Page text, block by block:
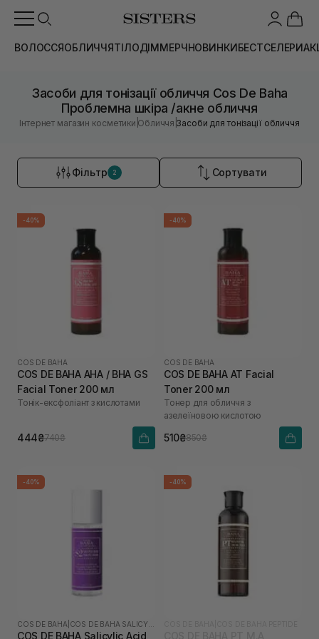
ВОЛОССЯОБЛИЧЧЯТІЛОДІММЕРЧНОВИНКИБЕСТСЕЛЕРИ
Засоби для тонізації обличчя Cos De Baha
Проблемна шкіра /акне обличчя
Інтернет магазин косметики |Обличчя |Засоби для тонізації обличчя
Фільтр 2 Сортувати
-40%
COS DE BAHA
COS DE BAHA AHA / BHA GS
Facial Toner 200 мл
Тонік-ексфоліант з кислотами
444₴740₴
-40%
COS DE BAHA
COS DE BAHA AT Facial
Toner 200 мл
Тонер для обличчя з
азелеїновою кислотою
510₴850₴
-40%
COS DE BAHA
COS DE BAHA Salicylic Acid
-40%